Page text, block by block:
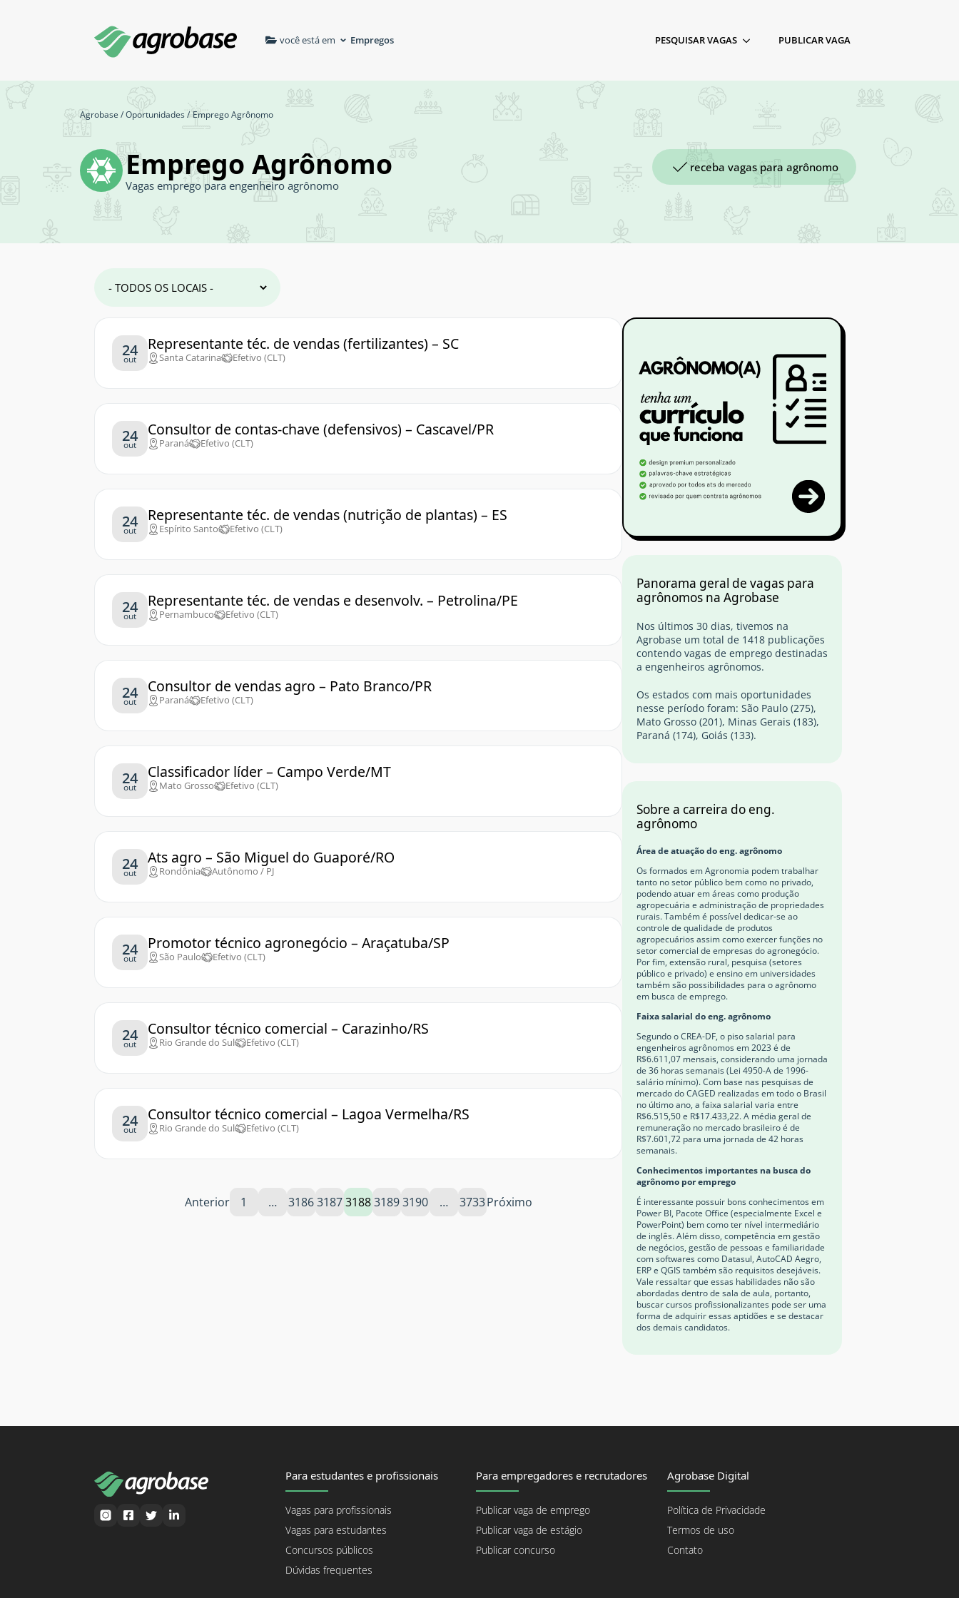
você está em Empregos PESQUISAR VAGAS PUBLICAR VAGA
Agrobase /Oportunidades/ Emprego Agrônomo
Emprego Agrônomo
Vagas emprego para engenheiro agrônomo
receba vagas para agrônomo
24
out
Representante téc. de vendas (fertilizantes) – SC
Santa Catarina Efetivo (CLT)
24
out
Consultor de contas-chave (defensivos) – Cascavel/PR
Paraná Efetivo (CLT)
24
out
Representante téc. de vendas (nutrição de plantas) – ES
Espírito Santo Efetivo (CLT)
24
out
Representante téc. de vendas e desenvolv. – Petrolina/PE
Pernambuco Efetivo (CLT)
24
out
Consultor de vendas agro – Pato Branco/PR
Paraná Efetivo (CLT)
24
out
Classificador líder – Campo Verde/MT
Mato Grosso Efetivo (CLT)
24
out
Ats agro – São Miguel do Guaporé/RO
Rondônia Autônomo / PJ
24
out
Promotor técnico agronegócio – Araçatuba/SP
São Paulo Efetivo (CLT)
24
out
Consultor técnico comercial – Carazinho/RS
Rio Grande do Sul Efetivo (CLT)
24
out
Consultor técnico comercial – Lagoa Vermelha/RS
Rio Grande do Sul Efetivo (CLT)
Anterior 1 … 3186 3187 3188 3189 3190 … 3733Próximo
Panorama geral de vagas para
agrônomos na Agrobase
Nos últimos 30 dias, tivemos na
Agrobase um total de 1418 publicações
contendo vagas de emprego destinadas
a engenheiros agrônomos.
Os estados com mais oportunidades
nesse período foram: São Paulo (275),
Mato Grosso (201), Minas Gerais (183),
Paraná (174), Goiás (133).
Sobre a carreira do eng.
agrônomo
Área de atuação do eng. agrônomo
Os formados em Agronomia podem trabalhar
tanto no setor público bem como no privado,
podendo atuar em áreas como produção
agropecuária e administração de propriedades
rurais. Também é possível dedicar-se ao
controle de qualidade de produtos
agropecuários assim como exercer funções no
setor comercial de empresas do agronegócio.
Por fim, extensão rural, pesquisa (setores
público e privado) e ensino em universidades
também são possibilidades para o agrônomo
em busca de emprego.
Faixa salarial do eng. agrônomo
Segundo o CREA-DF, o piso salarial para
engenheiros agrônomos em 2023 é de
R$6.611,07 mensais, considerando uma jornada
de 36 horas semanais (Lei 4950-A de 1996-
salário mínimo). Com base nas pesquisas de
mercado do CAGED realizadas em todo o Brasil
no último ano, a faixa salarial varia entre
R$6.515,50 e R$17.433,22. A média geral de
remuneração no mercado brasileiro é de
R$7.601,72 para uma jornada de 42 horas
semanais.
Conhecimentos importantes na busca do
agrônomo por emprego
É interessante possuir bons conhecimentos em
Power BI, Pacote Office (especialmente Excel e
PowerPoint) bem como ter nível intermediário
de inglês. Além disso, competência em gestão
de negócios, gestão de pessoas e familiaridade
com softwares como Datasul, AutoCAD Aegro,
ERP e QGIS também são requisitos desejáveis.
Vale ressaltar que essas habilidades não são
abordadas dentro de sala de aula, portanto,
buscar cursos profissionalizantes pode ser uma
forma de adquirir essas aptidões e se destacar
dos demais candidatos.
Para estudantes e profissionais
Vagas para profissionais
Vagas para estudantes
Concursos públicos
Dúvidas frequentes
Para empregadores e recrutadores
Publicar vaga de emprego
Publicar vaga de estágio
Publicar concurso
Agrobase Digital
Política de Privacidade
Termos de uso
Contato